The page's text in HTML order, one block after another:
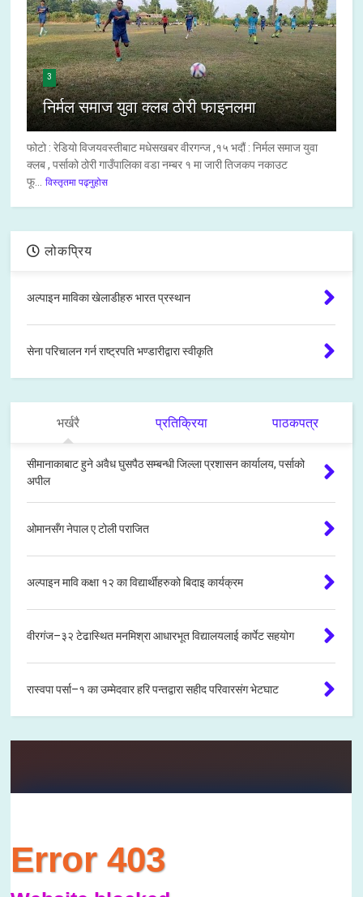
3
निर्मल समाज युवा क्लब ठोरी फाइनलमा
फोटो : रेडियो विजयवस्तीबाट मधेसखबर वीरगन्ज ,१५ भदौं : निर्मल समाज युवा
क्लब , पर्साको ठोरी गाउँपालिका वडा नम्बर १ मा जारी तिजकप नकाउट
फू... विस्तृतमा पढ्नुहोस
लोकप्रिय
अल्पाइन माविका खेलाडीहरु भारत प्रस्थान
सेना परिचालन गर्न राष्ट्रपति भण्डारीद्वारा स्वीकृति
भर्खरै प्रतिक्रिया पाठकपत्र
सीमानाकाबाट हुने अवैध घुसपैठ सम्बन्धी जिल्ला प्रशासन कार्यालय, पर्साको
अपील
ओमानसँग नेपाल ए टोली पराजित
अल्पाइन मावि कक्षा १२ का विद्यार्थीहरुको बिदाइ कार्यक्रम
वीरगंज–३२ टेढास्थित मनमिश्रा आधारभूत विद्यालयलाई कार्पेट सहयोग
रास्वपा पर्सा–१ का उम्मेदवार हरि पन्तद्वारा सहीद परिवारसंग भेटघाट